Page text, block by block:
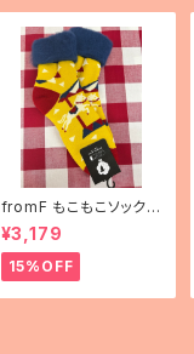
fromF もこもこソックス
「karuselli（メリーゴー
ランド）」
¥3,179
15%OFF